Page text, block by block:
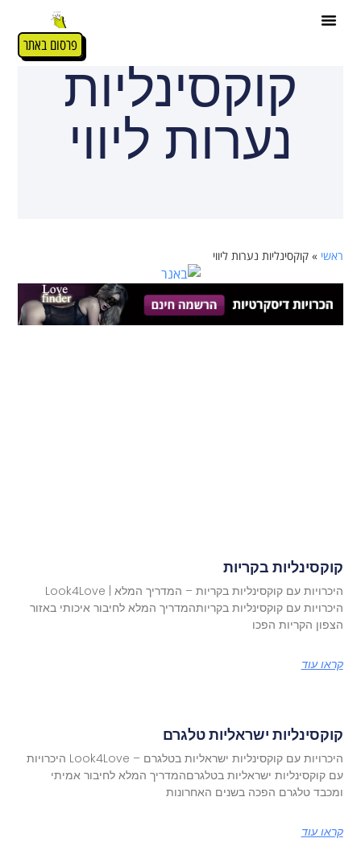
פרסום באתר
קוקסינליות
נערות ליווי
ראשי »קוקסינליות נערות ליווי
קוקסינליות בקריות
היכרויות עם קוקסינליות בקריות – המדריך המלא | Look4Love
היכרויות עם קוקסינליות בקריותהמדריך המלא לחיבור איכותי באזור
הצפון הקריות הפכו
קראו עוד
קוקסינליות ישראליות טלגרם
היכרויות עם קוקסינליות ישראליות בטלגרם – Look4Love היכרויות
עם קוקסינליות ישראליות בטלגרםהמדריך המלא לחיבור אמיתי
ומכבד טלגרם הפכה בשנים האחרונות
קראו עוד